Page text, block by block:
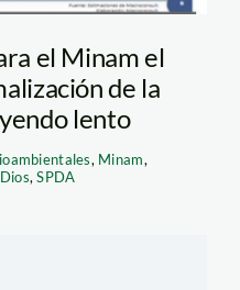
el Minam el
de la
lento
, Minam,
,SPDA